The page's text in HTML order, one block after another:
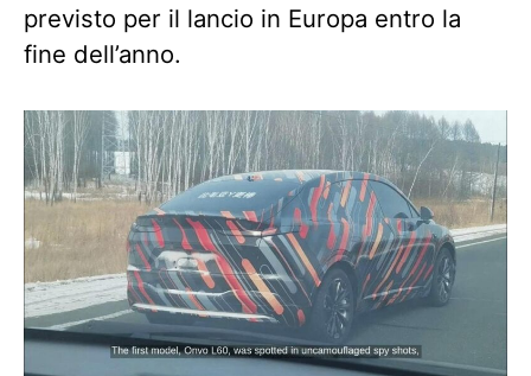
previsto per il lancio in Europa entro la
fine dell’anno.